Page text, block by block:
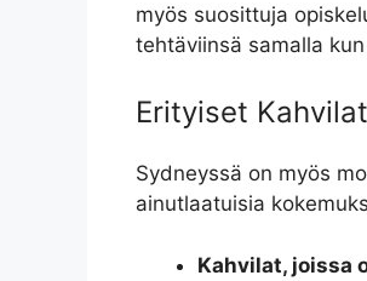
myös suosittuja
tehtäviinsä samalla
Erityiset Kahvilat
Sydneyssä on myös
ainutlaatuisia
Kahvilat, joissa